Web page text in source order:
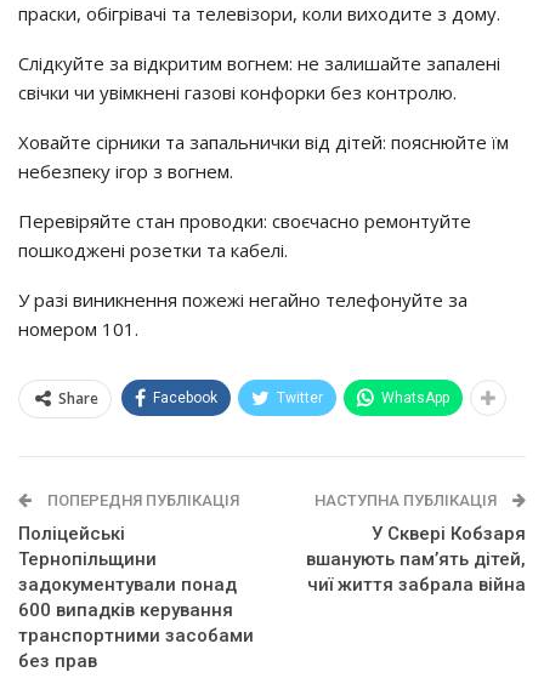
праски, обігрівачі та телевізори, коли виходите з дому.
Слідкуйте за відкритим вогнем: не залишайте запалені
свічки чи увімкнені газові конфорки без контролю.
Ховайте сірники та запальнички від дітей: пояснюйте їм
небезпеку ігор з вогнем.
Перевіряйте стан проводки: своєчасно ремонтуйте
пошкоджені розетки та кабелі.
У разі виникнення пожежі негайно телефонуйте за
номером 101.
Share Facebook Twitter WhatsApp
ПОПЕРЕДНЯ ПУБЛІКАЦІЯ
Поліцейські
Тернопільщини
задокументували понад
600 випадків керування
транспортними засобами
без прав
НАСТУПНА ПУБЛІКАЦІЯ
У Сквері Кобзаря
вшанують пам’ять дітей,
чиї життя забрала війна